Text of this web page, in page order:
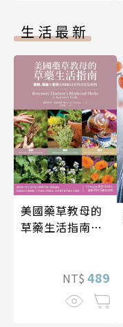
生活最新
美國藥草教母的
草藥生活指南
NT$ 489